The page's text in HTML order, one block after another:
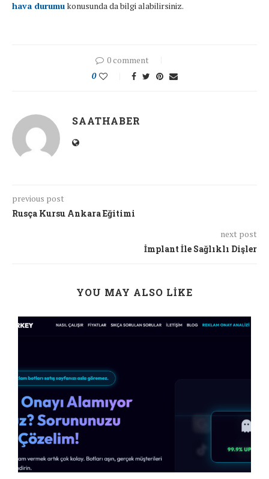
hava durumukonusunda da bilgi alabilirsiniz.
0 comment
0
SAATHABER
previous post
Rusça Kursu Ankara Eğitimi
next post
İmplant İle Sağlıklı Dişler
YOU MAY ALSO LIKE